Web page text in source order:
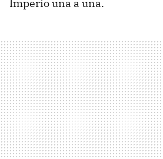
Imperio una a una.